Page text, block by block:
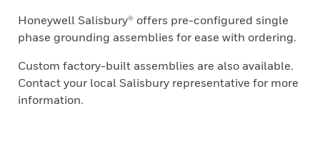
Honeywell Salisbury® offers pre-configured single
phase grounding assemblies for ease with ordering.
Custom factory-built assemblies are also available.
Contact your local Salisbury representative for more
information.